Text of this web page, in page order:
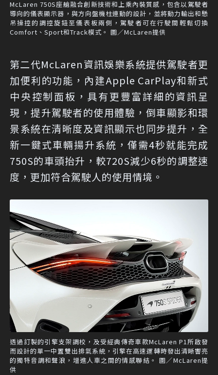
McLaren 750S座艙融合創新技術和上乘內裝質感，包含以駕駛者
導向的儀表顯示器，與方向盤機柱連動的設計，並將動力輸出和懸
吊操控的調控旋鈕至儀表板兩側，駕駛者可在行駛間輕鬆切換
Comfort、Sport和Track模式。 圖／McLaren提供
第二代McLaren資訊娛樂系統提供駕駛者更
加便利的功能，內建Apple CarPlay和新式
中央控制面板，具有更豐富詳細的資訊呈
現，提升駕駛者的使用體驗，倒車顯影和環
景系統在清晰度及資訊顯示也同步提升，全
新一鍵式車輛揚升系統，僅需4秒就能完成
750S的車頭抬升，較720S減少6秒的調整速
度，更加符合駕駛人的使用情境。
透過訂製的引擎支架調校，及受經典傳奇車款McLaren P1所啟發
而設計的單一中置雙出排氣系統，引擎在高速運轉時發出清晰響亮
的獨特音調和聲浪，增進人車之間的情感聯結。 圖／McLaren提
供